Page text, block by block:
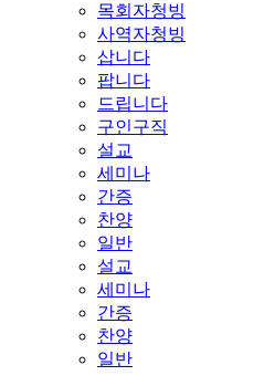
목회자청빙
사역자청빙
삽니다
팝니다
드립니다
구인구직
설교
세미나
간증
찬양
일반
설교
세미나
간증
찬양
일반